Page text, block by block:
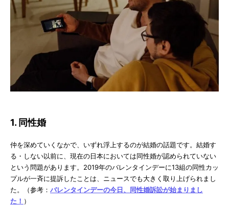
1. 同性婚
仲を深めていくなかで、いずれ浮上するのが結婚の話題です。結婚す
る・しない以前に、現在の日本においては同性婚が認められていない
という問題があります。2019年のバレンタインデーに13組の同性カッ
プルが一斉に提訴したことは、ニュースでも大きく取り上げられまし
た。（参考： バレンタインデーの今日、同性婚訴訟が始まりまし
た！ ）